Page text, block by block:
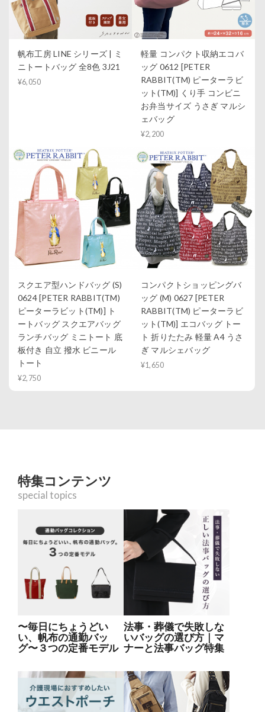
帆布工房 LINE シリーズ | ミ
ニトートバッグ 全8色 3J21
¥6,050
軽量 コンパクト収納エコバ
ッグ 0612 [PETER
RABBIT(TM) ピーターラビ
ット(TM)] くり手 コンビニ
お弁当サイズ うさぎ マルシ
ェバッグ
¥2,200
スクエア型ハンドバッグ (S)
0624 [PETER RABBIT(TM)
ピーターラビット(TM)] ト
ートバッグ スクエアバッグ
ランチバッグ ミニトート 底
板付き 自立 撥水 ビニール
トート
¥2,750
コンパクトショッピングバ
ッグ (M) 0627 [PETER
RABBIT(TM) ピーターラビ
ット(TM)] エコバッグ トー
ト 折りたたみ 軽量 A4 うさ
ぎ マルシェバッグ
¥1,650
特集コンテンツ
special topics
〜毎日にちょうどい
い、帆布の通勤バッ
グ〜３つの定番モデル
法事・葬儀で失敗しな
いバッグの選び方｜マ
ナーと法事バッグ特集